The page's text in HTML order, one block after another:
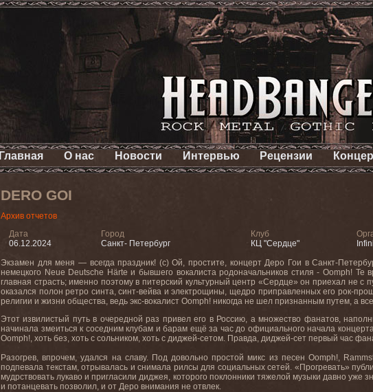
Главная О нас Новости Интервью Рецензии
DERO GOI
Архив отчетов
Дата
06.12.2024
Город
Санкт- Петербург
Клуб
КЦ "Сердце"
Экзамен для меня — всегда праздник! (с) Ой, простите, концерт Деро Гои в Санкт-
немецкого Neue Deutsche Härte и бывшего вокалиста родоначальников стиля - Oomph!
главная страсть; именно поэтому в питерский культурный центр «Сердце» он приехал не
оказался полон ретро синта, синт-вейва и электрощины, щедро приправленных его рок-
религии и жизни общества, ведь экс-вокалист Oomph! никогда не шел признанным путем, а
Этот извилистый путь в очередной раз привел его в Россию, а множество фанатов,
начинала змеиться к соседним клубам и барам ещё за час до официального начала
Oomph!, хоть без, хоть с сольником, хоть с диджей-сетом. Правда, диджей-сет первый час
Разогрев, впрочем, удался на славу. Под довольно простой микс из песен Oomph!,
подпевала текстам, отрывалась и снимала рилсы для социальных сетей. «Прогревать»
мудрствовать лукаво и пригласили диджея, которого поклонники тяжелой музыки давно
и потанцевать позволил, и от Деро внимания не отвлек.